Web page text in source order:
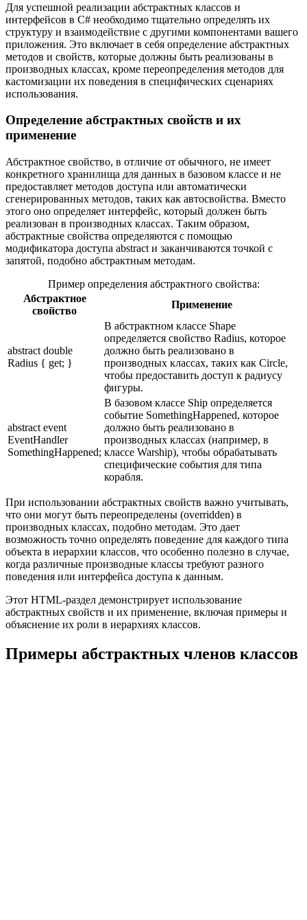
Для успешной реализации абстрактных классов и
интерфейсов в C# необходимо тщательно определять их
структуру и взаимодействие с другими компонентами вашего
приложения. Это включает в себя определение абстрактных
методов и свойств, которые должны быть реализованы в
производных классах, кроме переопределения методов для
кастомизации их поведения в специфических сценариях
использования.
Определение абстрактных свойств и их
применение
Абстрактное свойство, в отличие от обычного, не имеет
конкретного хранилища для данных в базовом классе и не
предоставляет методов доступа или автоматически
сгенерированных методов, таких как автосвойства. Вместо
этого оно определяет интерфейс, который должен быть
реализован в производных классах. Таким образом,
абстрактные свойства определяются с помощью
модификатора доступа abstract и заканчиваются точкой с
запятой, подобно абстрактным методам.
Пример определения абстрактного свойства:
Абстрактное
свойство
Применение
abstract double
Radius { get; }
В абстрактном классе Shape
определяется свойство Radius, которое
должно быть реализовано в
производных классах, таких как Circle,
чтобы предоставить доступ к радиусу
фигуры.
abstract event
EventHandler
SomethingHappened;
В базовом классе Ship определяется
событие SomethingHappened, которое
должно быть реализовано в
производных классах (например, в
классе Warship), чтобы обрабатывать
специфические события для типа
корабля.
При использовании абстрактных свойств важно учитывать,
что они могут быть переопределены (overridden) в
производных классах, подобно методам. Это дает
возможность точно определять поведение для каждого типа
объекта в иерархии классов, что особенно полезно в случае,
когда различные производные классы требуют разного
поведения или интерфейса доступа к данным.
Этот HTML-раздел демонстрирует использование
абстрактных свойств и их применение, включая примеры и
объяснение их роли в иерархиях классов.
Примеры абстрактных членов классов